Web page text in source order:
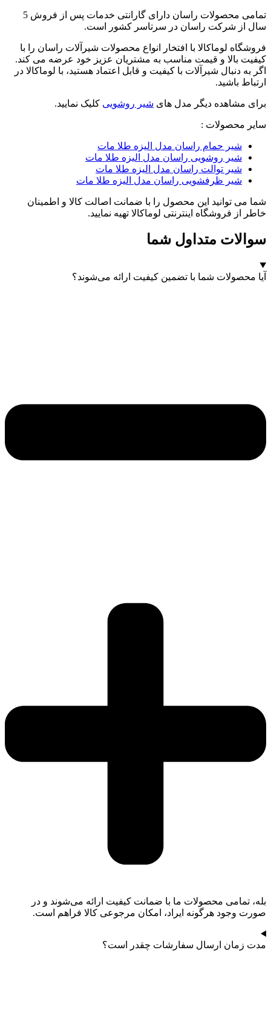
تمامی محصولات راسان دارای
گارانتی خدمات پس از فروش 5
سال از شرکت راسان در سرتاسر کشور است.
فروشگاه لوماکالا با افتخار انواع محصولات شیرآلات راسان را با
کیفیت بالا و قیمت مناسب به مشتریان عزیز خود عرضه می کند.
اگر به دنبال شیرآلات با کیفیت و قابل اعتماد هستید، با لوماکالا در
ارتباط باشید.
برای مشاهده دیگر مدل های شیر روشویی کلیک نمایید.
سایر محصولات :
شیر حمام راسان مدل الیزه طلا مات
شیر روشویی راسان مدل الیزه طلا مات
شیر توالت راسان مدل الیزه طلا مات
شیر ظرفشویی راسان مدل الیزه طلا مات
شما می توانید این محصول را با ضمانت اصالت کالا و اطمینان
خاطر از فروشگاه اینترنتی لوماکالا تهیه نمایید.
سوالات متداول شما
آیا محصولات شما با تضمین کیفیت ارائه می‌شوند؟
بله، تمامی محصولات ما با ضمانت کیفیت ارائه می‌شوند و در
صورت وجود هرگونه ایراد، امکان مرجوعی کالا فراهم است.
مدت زمان ارسال سفارشات چقدر است؟